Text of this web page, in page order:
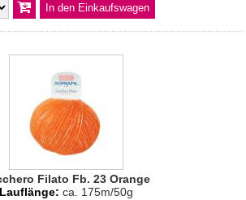
Filato Fb. 23 Orange
Lauflänge: ca. 175m/50g